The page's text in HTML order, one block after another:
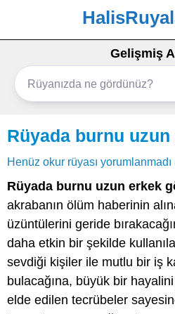
Gelişmiş
Rüyada burnu
Henüz okur rüyası yorumlanmadı
Rüyada burnu uzun erkek
akrabanın ölüm haberinin
üzüntülerini geride
daha etkin bir şekilde
sevdiği kişiler ile mutlu bir iş
bulacağına, büyük bir
elde edilen tecrübeler